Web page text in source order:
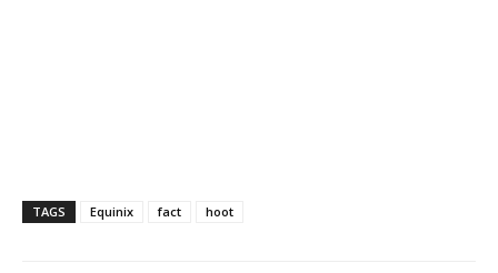
TAGS Equinix fact hoot